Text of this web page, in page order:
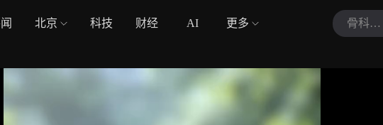
北京 科技 财经 AI 更多 骨科方磊医生